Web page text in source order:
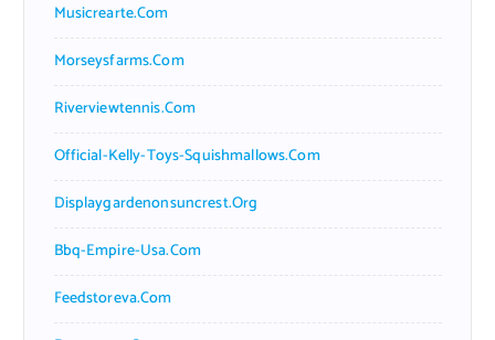
Musicrearte.com
Morseysfarms.com
Riverviewtennis.com
Official-Kelly-Toys-Squishmallows.com
Displaygardenonsuncrest.org
Bbq-Empire-Usa.com
Feedstoreva.com